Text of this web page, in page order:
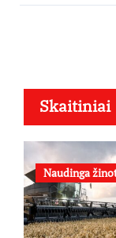
Skaitiniai
Naudinga